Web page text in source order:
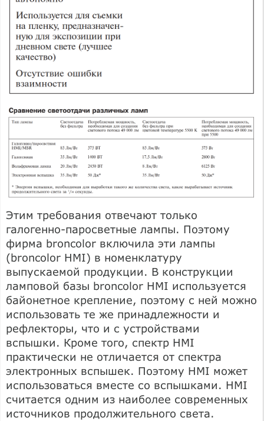
Этим требования отвечают только
галогенно-паросветные лампы. Поэтому
фирма broncolor включила эти лампы
(broncolor HMI) в номенклатуру
выпускаемой продукции. В конструкции
ламповой базы broncolor HMI используется
байонетное крепление, поэтому с ней можно
использовать те же принадлежности и
рефлекторы, что и с устройствами
вспышки. Кроме того, спектр HMI
практически не отличается от спектра
электронных вспышек. Поэтому HMI может
использоваться вместе со вспышками. HMI
считается одним из наиболее современных
источников продолжительного света.